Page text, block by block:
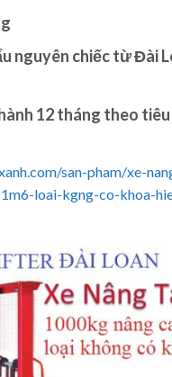
nguyên chiếc từ Đài
12 tháng theo
san-pham/xe-
loai-kgng-co-khoa-